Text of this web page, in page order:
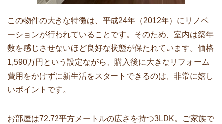
この物件の大きな特徴は、平成24年（2012年）にリノベ
ーションが行われていることです。そのため、室内は築年
数を感じさせないほど良好な状態が保たれています。価格
1,590万円という設定ながら、購入後に大きなリフォーム
費用をかけずに新生活をスタートできるのは、非常に嬉し
いポイントです。
お部屋は72.72平方メートルの広さを持つ3LDK。ご家族で